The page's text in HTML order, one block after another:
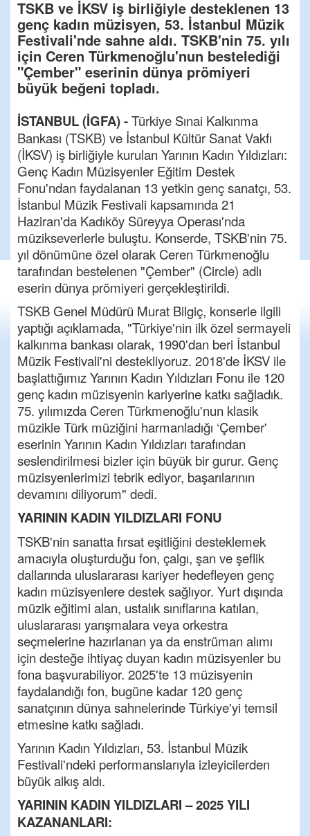
TSKB ve İKSV iş birliğiyle desteklenen 13
genç kadın müzisyen, 53. İstanbul Müzik
Festivali'nde sahne aldı. TSKB'nin 75. yılı
için Ceren Türkmenoğlu'nun bestelediği
"Çember" eserinin dünya prömiyeri
büyük beğeni topladı.
İSTANBUL (İGFA) -Türkiye Sınai Kalkınma
Bankası (TSKB) ve İstanbul Kültür Sanat Vakfı
(İKSV) iş birliğiyle kurulan Yarının Kadın Yıldızları:
Genç Kadın Müzisyenler Eğitim Destek
Fonu'ndan faydalanan 13 yetkin genç sanatçı, 53.
İstanbul Müzik Festivali kapsamında 21
Haziran'da Kadıköy Süreyya Operası'nda
müzikseverlerle buluştu. Konserde, TSKB'nin 75.
yıl dönümüne özel olarak Ceren Türkmenoğlu
tarafından bestelenen "Çember" (Circle) adlı
eserin dünya prömiyeri gerçekleştirildi.
TSKB Genel Müdürü Murat Bilgiç, konserle ilgili
yaptığı açıklamada, "Türkiye'nin ilk özel sermayeli
kalkınma bankası olarak, 1990'dan beri İstanbul
Müzik Festivali'ni destekliyoruz. 2018'de İKSV ile
başlattığımız Yarının Kadın Yıldızları Fonu ile 120
genç kadın müzisyenin kariyerine katkı sağladık.
75. yılımızda Ceren Türkmenoğlu'nun klasik
müzikle Türk müziğini harmanladığı ‘Çember'
eserinin Yarının Kadın Yıldızları tarafından
seslendirilmesi bizler için büyük bir gurur. Genç
müzisyenlerimizi tebrik ediyor, başarılarının
devamını diliyorum" dedi.
YARININ KADIN YILDIZLARI FONU
TSKB'nin sanatta fırsat eşitliğini desteklemek
amacıyla oluşturduğu fon, çalgı, şan ve şeflik
dallarında uluslararası kariyer hedefleyen genç
kadın müzisyenlere destek sağlıyor. Yurt dışında
müzik eğitimi alan, ustalık sınıflarına katılan,
uluslararası yarışmalara veya orkestra
seçmelerine hazırlanan ya da enstrüman alımı
için desteğe ihtiyaç duyan kadın müzisyenler bu
fona başvurabiliyor. 2025'te 13 müzisyenin
faydalandığı fon, bugüne kadar 120 genç
sanatçının dünya sahnelerinde Türkiye'yi temsil
etmesine katkı sağladı.
Yarının Kadın Yıldızları, 53. İstanbul Müzik
Festivali'ndeki performanslarıyla izleyicilerden
büyük alkış aldı.
YARININ KADIN YILDIZLARI – 2025 YILI
KAZANANLARI: